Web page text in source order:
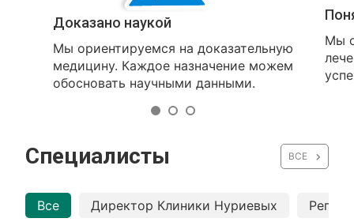
Доказано наукой
Мы ориентируемся на доказательную
медицину. Каждое назначение можем
обосновать научными данными.
Мы
Специалисты ВСЕ
Все Директор Клиники Нуриевых